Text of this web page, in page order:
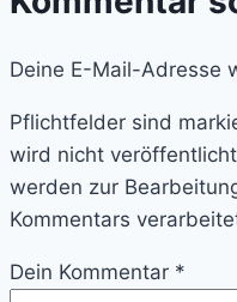
Deine E-Mail-Adresse
Pflichtfelder sind
wird nicht
werden zur
Kommentars
Dein Kommentar *